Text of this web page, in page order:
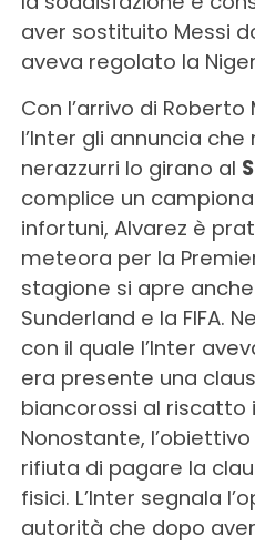
aver sostituito Messi
aveva regolato la
Con l’arrivo di
l’Inter gli annuncia
nerazzurri lo girano al
complice un
infortuni, Alvarez è
meteora per la
stagione si apre
Sunderland e la FIFA.
con il quale l’Inter
era presente una
biancorossi al riscatto
Nonostante,
rifiuta di pagare la
fisici. L’Inter segnala
autorità che dopo